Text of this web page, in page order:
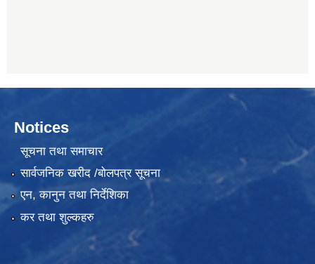
Notices
सूचना तथा समाचार
सार्वजनिक खरीद /बोलपत्र सूचना
एन, कानुन तथा निर्देशिका
कर तथा शुल्कहरु